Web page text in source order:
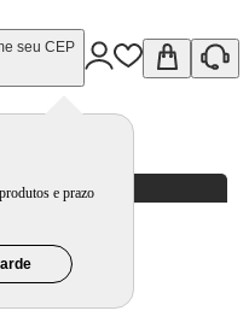
seu CEP
e prazo